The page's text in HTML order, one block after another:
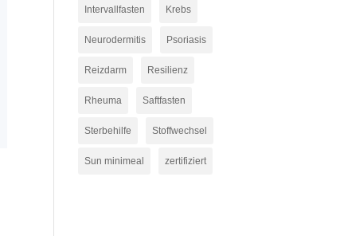
Intervallfasten Krebs
Neurodermitis Psoriasis
Reizdarm Resilienz
Rheuma Saftfasten
Sterbehilfe Stoffwechsel
Sun minimeal zertifiziert